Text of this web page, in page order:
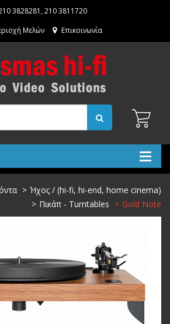
3828281 ,210 3811720
Μελών
Επικοινωνία
Ήχος / (hi-fi, hi-end, home cinema)
Πικάπ - Turntables
Gold Note